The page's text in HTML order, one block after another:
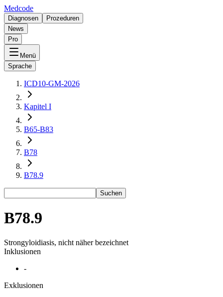
Medcode
Diagnosen
Prozeduren
News
Pro
Menü
Sprache
ICD10-GM-2026
Kapitel I
B65-B83
B78
B78.9
Suchen
B78.9
Strongyloidiasis, nicht näher bezeichnet
Inklusionen
-
Exklusionen